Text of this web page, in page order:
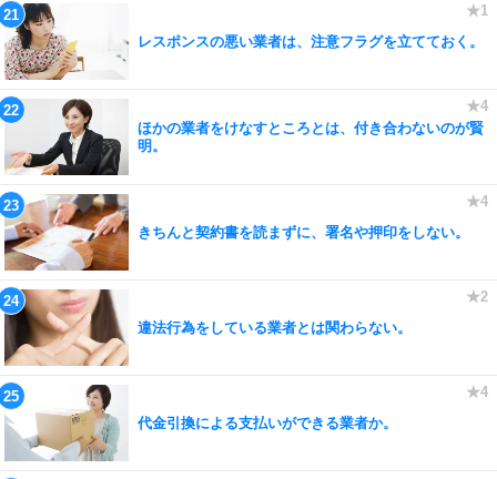
レスポンスの悪い業者は、注意フラグを立てておく。
ほかの業者をけなすところとは、付き合わないのが賢
明。
きちんと契約書を読まずに、署名や押印をしない。
違法行為をしている業者とは関わらない。
代金引換による支払いができる業者か。